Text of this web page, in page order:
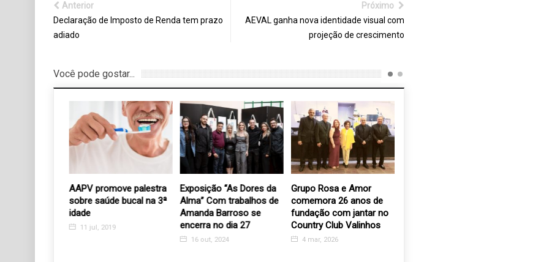
Anterior
Declaração de Imposto de Renda tem prazo
adiado
Próximo
AEVAL ganha nova identidade visual com
projeção de crescimento
Você pode gostar...
AAPV promove palestra
sobre saúde bucal na 3ª
idade
11 jul, 2019
Exposição “As Dores da
Alma” Com trabalhos de
Amanda Barroso se
encerra no dia 27
16 out, 2024
Grupo Rosa e Amor
comemora 26 anos de
fundação com jantar no
Country Club Valinhos
4 mar, 2026